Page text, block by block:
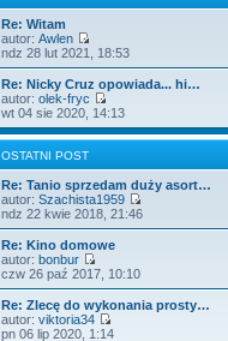
p
t
z
y
p
o
t
o
s
z
y
p
i
l
n
a
j
n
o
w
y
p
o
s
Re: Witam
autor: Awlen
W
y
ś
w
e
t
a
j
n
o
s
z
y
p
o
s
t
ndz 28 lut 2021, 18:53
Re: Nicky Cruz opowiada... hi…
autor: olek-fryc
W
y
ś
i
e
t
n
a
n
o
s
z
wt 04 sie 2020, 14:13
OSTATNI POST
Re: Tanio sprzedam duży asort…
autor: Szachista1959
W
y
t
l
ndz 22 kwie 2018, 21:46
Re: Kino domowe
autor: bonbur
W
y
ś
w
i
czw 26 paź 2017, 10:10
Re: Zlecę do wykonania prosty…
autor: viktoria34
W
pn 06 lip 2020, 1:14